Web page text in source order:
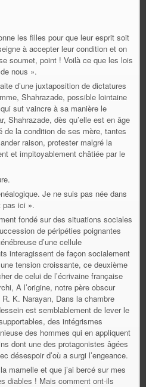
les filles pour que leur esprit soit
à accepter leur condition et on
soumet, point ! Voilà ce que les lois
nous ».
d’une juxtaposition de dictatures
Shahrazade, possible lointaine
sut vaincre à sa manière le
Shahrazade, dès qu’elle est en âge
de la condition de ses mère, tantes
raison, protester malgré la
et impitoyablement châtiée par le
Je ne suis pas née dans
pas ici ».
fondé sur des situations sociales
de péripéties poignantes
d’une cellule
interagissent de façon socialement
tension croissante, ce deuxième
de celui de l’écrivaine française
A l’origine, notre père obscur
K. Narayan, Dans la chambre
est semblablement de lever le
des intégrismes
des hommes qui en appliquent
dont une des protagonistes âgées
désespoir d’où a surgi l’engeance.
mamelle et que j’ai bercé sur mes
diables ! Mais comment ont-ils